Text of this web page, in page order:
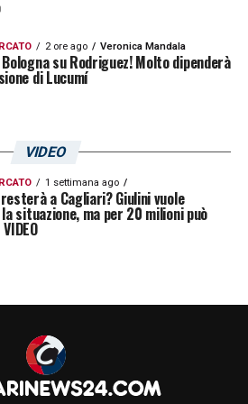
2 ore ago Veronica Mandala
su Rodriguez! Molto dipenderà
di Lucumí
VIDEO
1 settimana ago
a Cagliari? Giulini vuole
situazione, ma per 20 milioni può